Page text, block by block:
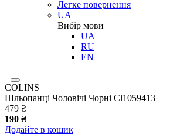
Легке повернення
UA
Вибір мови
UA
RU
EN
COLINS
Шльопанці Чоловічі Чорні Cl1059413
479 ₴
190 ₴
Додайте в кошик